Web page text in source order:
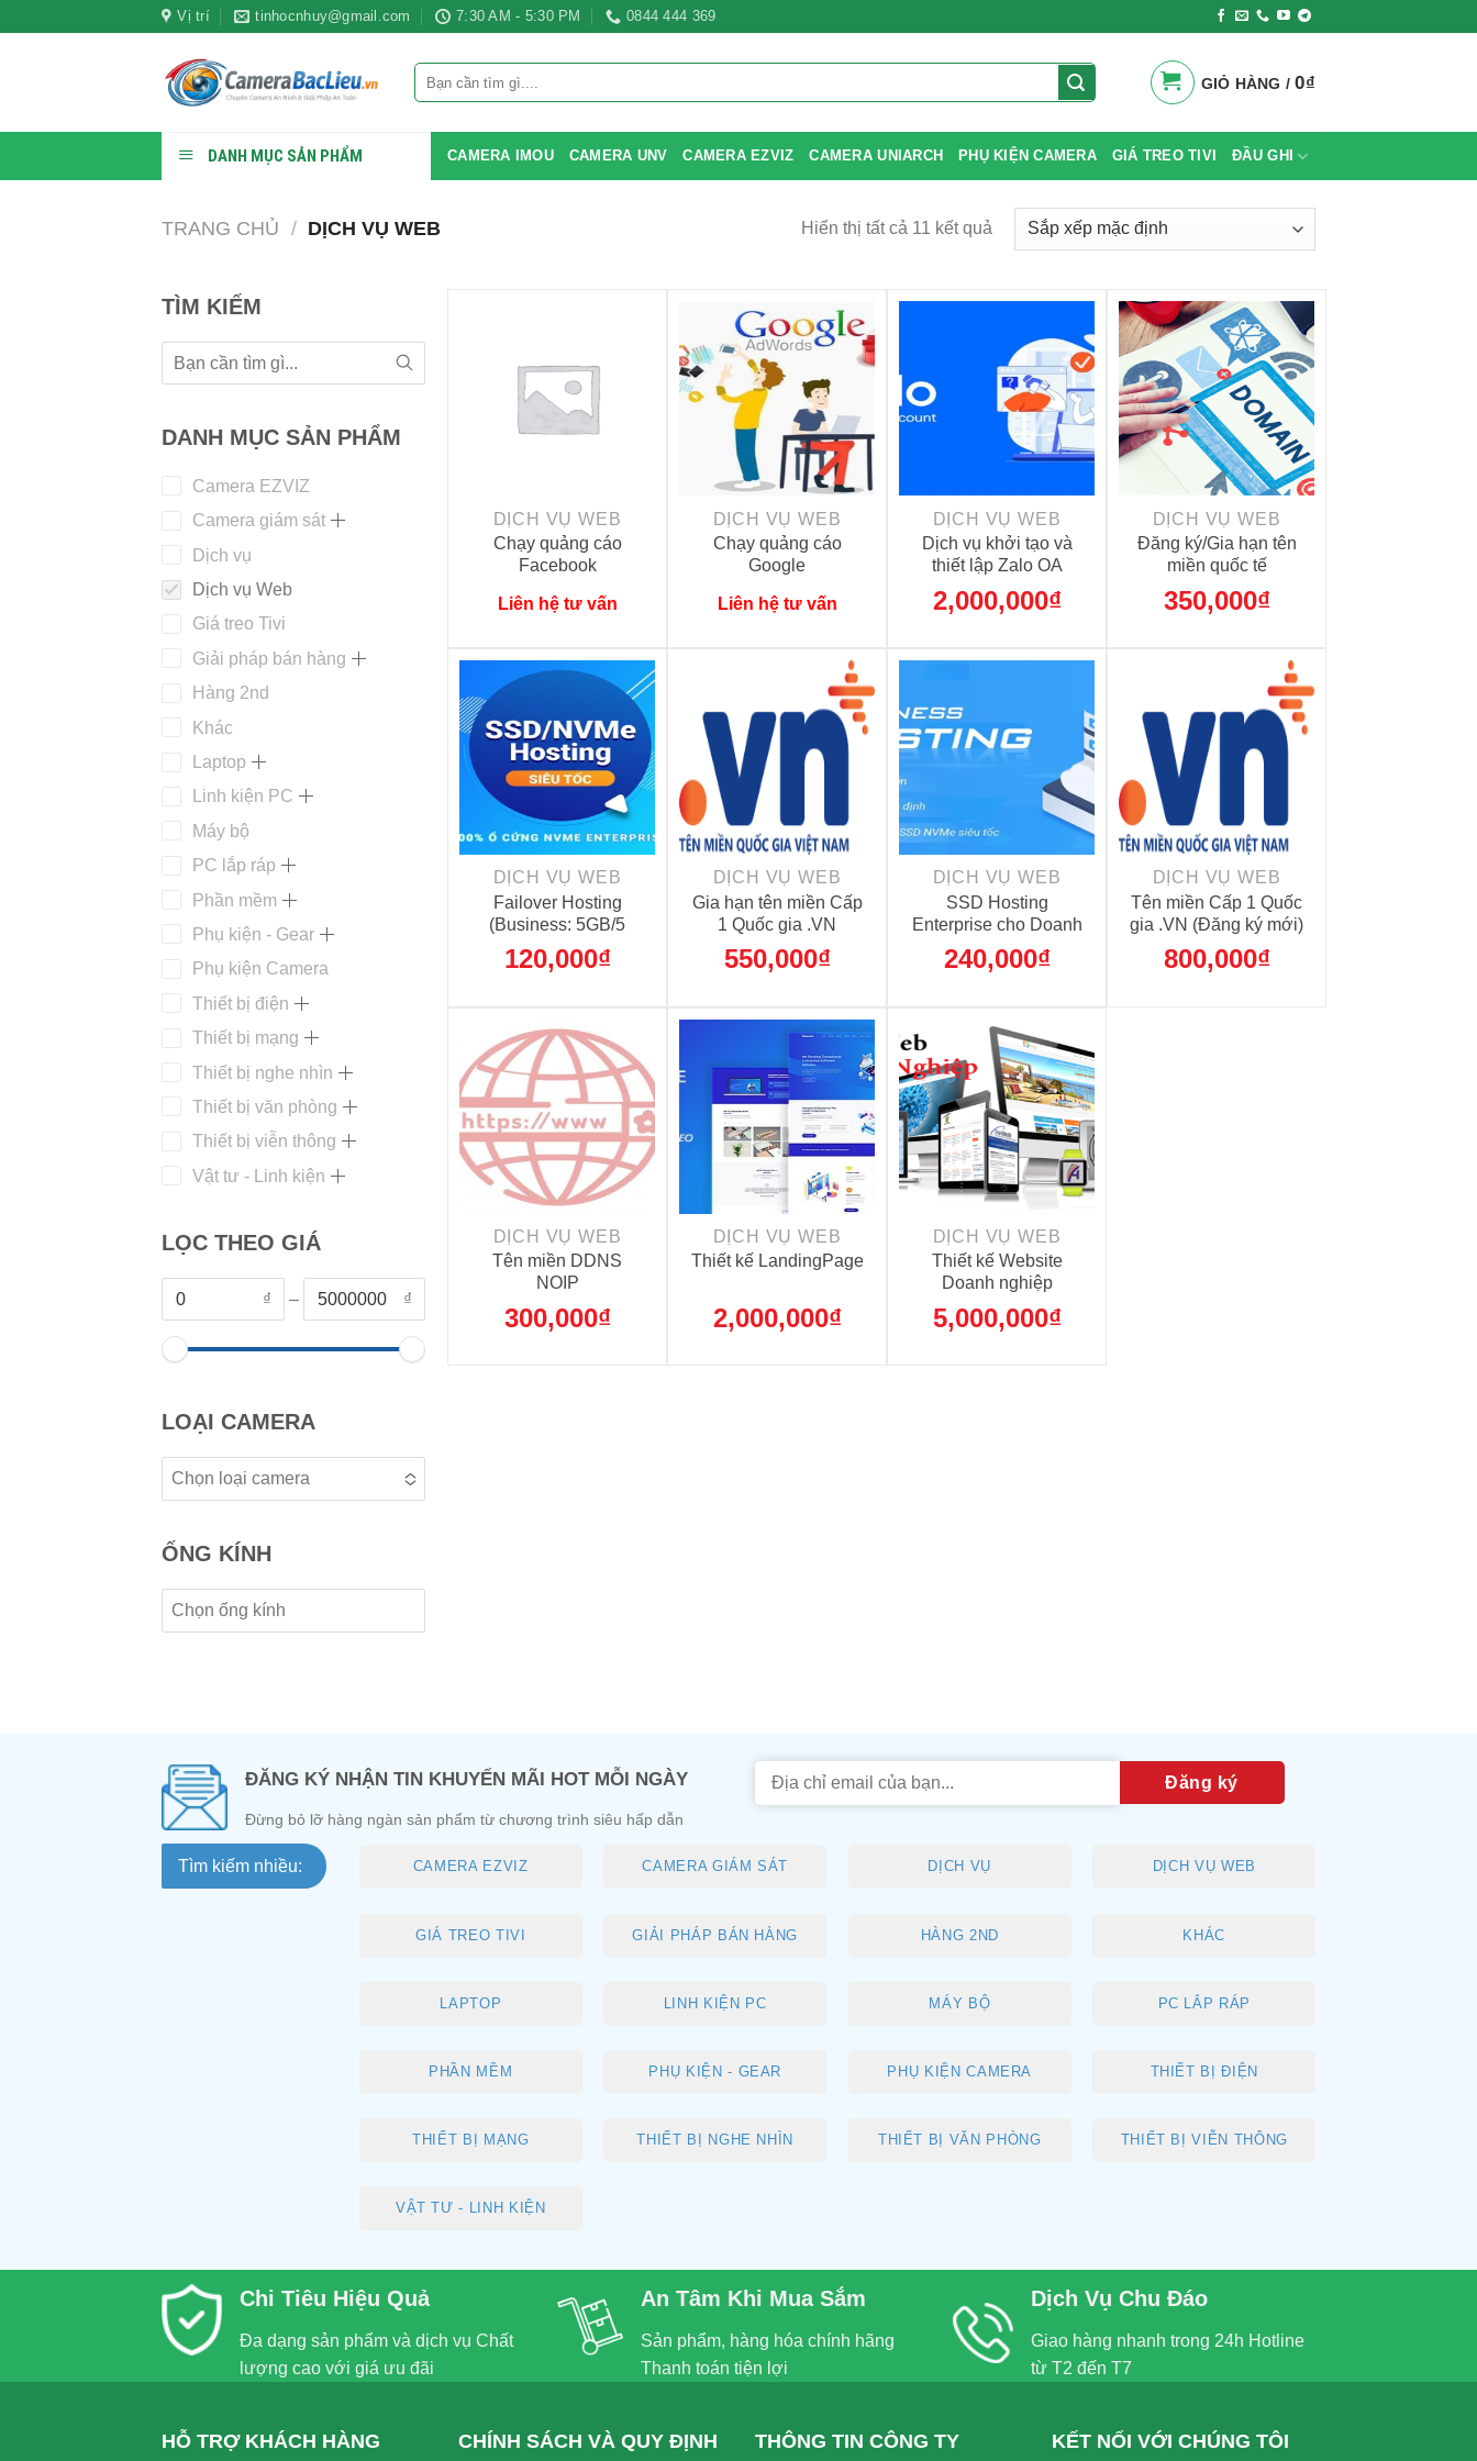
Vị trí tinhocnhuy@gmail.com 7:30 AM - 5:30 PM 0844 444 369
kiếm:
GIỎ HÀNG /0₫
DANH MỤC SẢN PHẨM CAMERA IMOU CAMERA UNV CAMERA EZVIZ CAMERA UNIARCH PHỤ KIỆN CAMERA GIÁ TREO TIVI ĐẦU GHI
TRANG CHỦ / DỊCH VỤ WEB Hiển thị tất cả 11 kết quả
TÌM KIẾM
DANH MỤC SẢN PHẨM
Camera EZVIZ
Camera giám sát
Dịch vụ
Dịch vụ Web
Giá treo Tivi
Giải pháp bán hàng
Hàng 2nd
Khác
Laptop
Linh kiện PC
Máy bộ
PC lắp ráp
Phần mềm
Phụ kiện - Gear
Phụ kiện Camera
Thiết bị điện
Thiết bị mạng
Thiết bị nghe nhìn
Thiết bị văn phòng
Thiết bị viễn thông
Vật tư - Linh kiện
LỌC THEO GIÁ
₫ – ₫
LOẠI CAMERA
Chọn loại camera
ỐNG KÍNH
DỊCH VỤ WEB
Chạy quảng cáo
Facebook
Liên hệ tư vấn
DỊCH VỤ WEB
Chạy quảng cáo
Google
Liên hệ tư vấn
DỊCH VỤ WEB
Dịch vụ khởi tạo và
thiết lập Zalo OA
2,000,000₫
DỊCH VỤ WEB
Đăng ký/Gia hạn tên
miền quốc tế
350,000₫
+
DỊCH VỤ WEB
Failover Hosting
(Business: 5GB/5
Add-on/Backup
daily/SSL)
120,000₫
DỊCH VỤ WEB
Gia hạn tên miền Cấp
1 Quốc gia .VN
550,000₫
+
DỊCH VỤ WEB
SSD Hosting
Enterprise cho Doanh
nghiệp (5GB SSD/BW
Unlimited)
240,000₫
DỊCH VỤ WEB
Tên miền Cấp 1 Quốc
gia .VN (Đăng ký mới)
800,000₫
DỊCH VỤ WEB
Tên miền DDNS
NOIP
300,000₫
DỊCH VỤ WEB
Thiết kế LandingPage
2,000,000₫
DỊCH VỤ WEB
Thiết kế Website
Doanh nghiệp
5,000,000₫
ĐĂNG KÝ NHẬN TIN KHUYẾN MÃI HOT MỖI NGÀY
Đừng bỏ lỡ hàng ngàn sản phẩm từ chương trình siêu hấp dẫn
Tìm kiếm nhiều: CAMERA EZVIZ CAMERA GIÁM SÁT DỊCH VỤ DỊCH VỤ WEB
GIÁ TREO TIVI GIẢI PHÁP BÁN HÀNG HÀNG 2ND KHÁC
LAPTOP LINH KIỆN PC MÁY BỘ PC LẮP RÁP
PHẦN MỀM PHỤ KIỆN - GEAR PHỤ KIỆN CAMERA THIẾT BỊ ĐIỆN
THIẾT BỊ MẠNG THIẾT BỊ NGHE NHÌN THIẾT BỊ VĂN PHÒNG THIẾT BỊ VIỄN THÔNG
VẬT TƯ - LINH KIỆN
Chi Tiêu Hiệu Quả
Đa dạng sản phẩm và dịch vụ Chất
lượng cao với giá ưu đãi
An Tâm Khi Mua Sắm
Sản phẩm, hàng hóa chính hãng
Thanh toán tiện lợi
Dịch Vụ Chu Đáo
Giao hàng nhanh trong 24h Hotline
từ T2 đến T7
HỖ TRỢ KHÁCH HÀNG CHÍNH SÁCH VÀ QUY ĐỊNH THÔNG TIN CÔNG TY KẾT NỐI VỚI CHÚNG TÔI